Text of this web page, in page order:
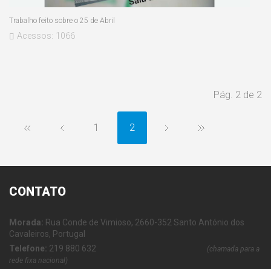
Trabalho feito sobre o 25 de Abril
Acessos: 1066
Pág. 2 de 2
1 2
CONTATO
Morada: Rua Conde de Vimioso, 2660-352 Santo António dos
Cavaleiros, Portugal
Telefone: 219 880 632
(chamada para a
rede fixa nacional)